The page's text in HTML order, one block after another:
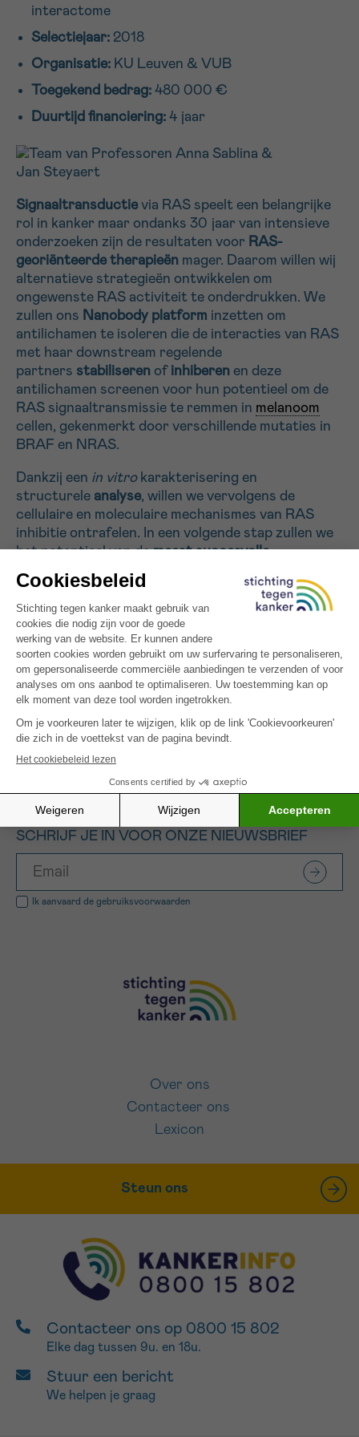
interactome
Selectiejaar: 2018
Organisatie: KU Leuven & VUB
Toegekend bedrag: 480 000 €
Duurtijd financiering: 4 jaar
Signaaltransductievia RAS speelt een belangrijke
rol in kanker maar ondanks 30 jaar van intensieve
onderzoeken zijn de resultaten voor RAS-
georiënteerde therapieën mager. Daarom willen wij
alternatieve strategieën ontwikkelen om
ongewenste RAS activiteit te onderdrukken. We
zullen ons Nanobody platform inzetten om
antilichamen te isoleren die de interacties van RAS
met haar downstream regelende
partners stabiliseren of inhiberen en deze
antilichamen screenen voor hun potentieel om de
RAS signaaltransmissie te remmen in melanoom
cellen, gekenmerkt door verschillende mutaties in
BRAF en NRAS.
Dankzij een in vitrokarakterisering en
structurele analyse, willen we vervolgens de
cellulaire en moleculaire mechanismes van RAS
inhibitie ontrafelen. In een volgende stap zullen we
het potentieel van demeest succesvolle
gecultiveerdemelanoom
cellijnen. Dit project
opent nieuwe perspectievenvoor de ontwikkeling
van nieuwe generatie RAS inhibitoren waarvan de
mogelijke impact op kankertherapie groot zou
kunnen zijn.
Alle gefinancierde projecten
SCHRIJF JE IN VOOR ONZE NIEUWSBRIEF
Ik aanvaard de gebruiksvoorwaarden
VOORNAAM
MIJN VRAAG
Ja, stuur mij de nieuwsbrief
Ik aanvaard degebruiksvoorwaarden
*VERPLICHT VELD
Sturen
Verder
Over ons
Contacteer ons
Lexicon
Steun ons
Contacteer ons op 0800 15 802
Elke dag tussen 9u. en 18u.
Stuur een bericht
We helpen je graag